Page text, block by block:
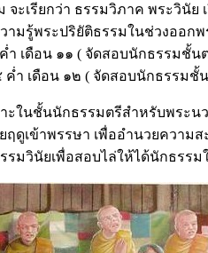
จะเรียกว่า ธรรมวิภาค พระวินัย
ามรู้พระปริยัติธรรมในช่วงออ
ำ เดือน ๑๑ ( จัดสอบนักธรรมชั้
ค่ำ เดือน ๑๒ ( จัดสอบนักธรรม
ะในชั้นนักธรรมตรีสำหรับพระน
ฤดูเข้าพรรษา เพื่ออำนวยควา
รรมวินัยเพื่อสอบไล่ให้ได้นักธรร